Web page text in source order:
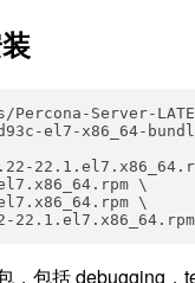
Percona-Server-
\
\
，包括 debugging，